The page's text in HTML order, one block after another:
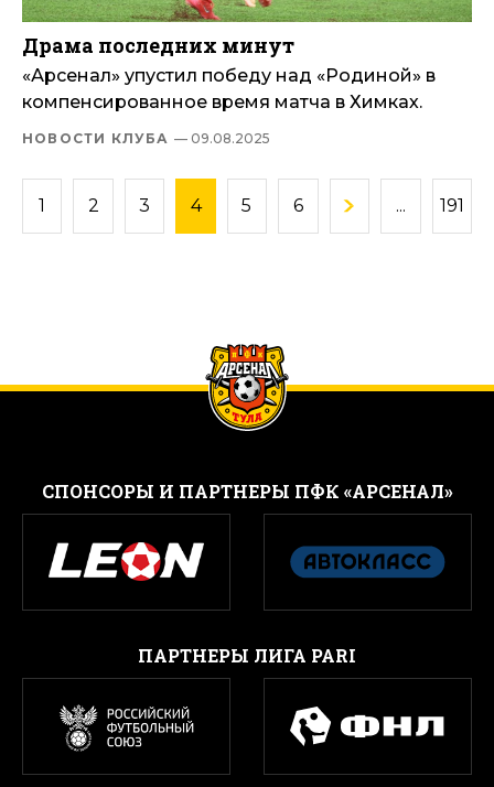
Драма последних минут
«Арсенал» упустил победу над «Родиной» в
компенсированное время матча в Химках.
НОВОСТИ КЛУБА — 09.08.2025
1 2 3 4 5 6 ... 191
CПОНСОРЫ И ПАРТНЕРЫ ПФК «АРСЕНАЛ»
ПАРТНЕРЫ ЛИГА PARI